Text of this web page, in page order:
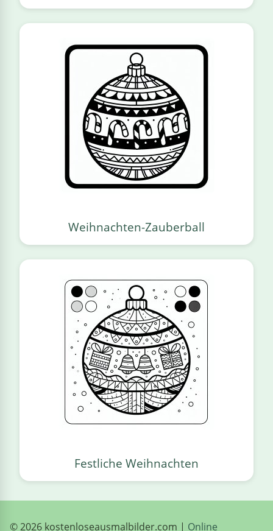
Weihnachten-Zauberball
Festliche Weihnachten
© 2026 kostenloseausmalbilder.com | Online